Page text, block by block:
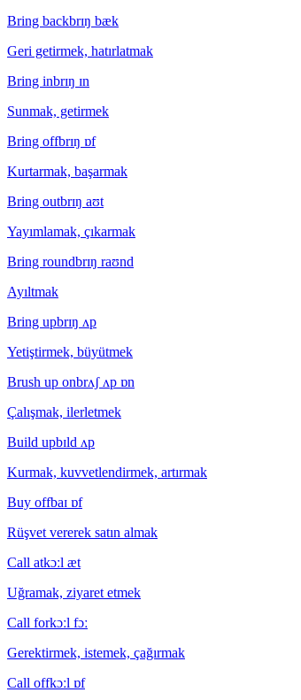
Bring backbrɪŋ bæk
Geri getirmek, hatırlatmak
Bring inbrɪŋ ɪn
Sunmak, getirmek
Bring offbrɪŋ ɒf
Kurtarmak, başarmak
Bring outbrɪŋ aʊt
Yayımlamak, çıkarmak
Bring roundbrɪŋ raʊnd
Ayıltmak
Bring upbrɪŋ ʌp
Yetiştirmek, büyütmek
Brush up onbrʌʃ ʌp ɒn
Çalışmak, ilerletmek
Build upbɪld ʌp
Kurmak, kuvvetlendirmek, artırmak
Buy offbaɪ ɒf
Rüşvet vererek satın almak
Call atkɔːl æt
Uğramak, ziyaret etmek
Call forkɔːl fɔː
Gerektirmek, istemek, çağırmak
Call offkɔːl ɒf